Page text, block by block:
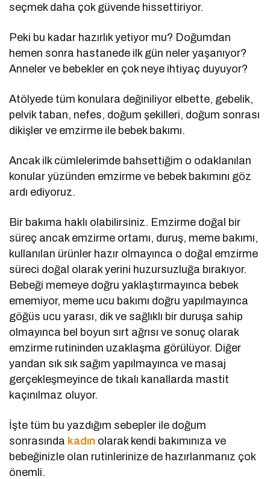
seçmek daha çok güvende hissettiriyor.
Peki bu kadar hazırlık yetiyor mu? Doğumdan
hemen sonra hastanede ilk gün neler yaşanıyor?
Anneler ve bebekler en çok neye ihtiyaç duyuyor?
Atölyede tüm konulara değiniliyor elbette, gebelik,
pelvik taban, nefes, doğum şekilleri, doğum sonrası
dikişler ve emzirme ile bebek bakımı.
Ancak ilk cümlelerimde bahsettiğim o odaklanılan
konular yüzünden emzirme ve bebek bakımını göz
ardı ediyoruz.
Bir bakıma haklı olabilirsiniz. Emzirme doğal bir
süreç ancak emzirme ortamı, duruş, meme bakımı,
kullanılan ürünler hazır olmayınca o doğal emzirme
süreci doğal olarak yerini huzursuzluğa bırakıyor.
Bebeği memeye doğru yaklaştırmayınca bebek
ememiyor, meme ucu bakımı doğru yapılmayınca
göğüs ucu yarası, dik ve sağlıklı bir duruşa sahip
olmayınca bel boyun sırt ağrısı ve sonuç olarak
emzirme rutininden uzaklaşma görülüyor. Diğer
yandan sık sık sağım yapılmayınca ve masaj
gerçekleşmeyince de tıkalı kanallarda mastit
kaçınılmaz oluyor.
İşte tüm bu yazdığım sebepler ile doğum
sonrasında kadın olarak kendi bakımınıza ve
bebeğinizle olan rutinlerinize de hazırlanmanız çok
önemli.